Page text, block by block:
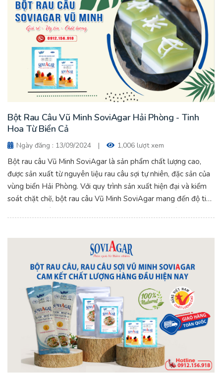
Bột Rau Câu Vũ Minh SoviAgar Hải Phòng - Tinh
Hoa Từ Biển Cả
Ngày đăng : 13/09/2024 | 1,006 lượt xem
Bột rau câu Vũ Minh SoviAgar là sản phẩm chất lượng cao,
được sản xuất từ nguyên liệu rau câu sợi tự nhiên, đặc sản của
vùng biển Hải Phòng. Với quy trình sản xuất hiện đại và kiểm
soát chặt chẽ, bột rau câu Vũ Minh SoviAgar mang đến độ tinh
khiết cao, không chứa chất bảo quản hay phụ gia có hại, đảm
Minh SoviAgar Hải Phòng - Tinh Hoa Từ Biển Cả.